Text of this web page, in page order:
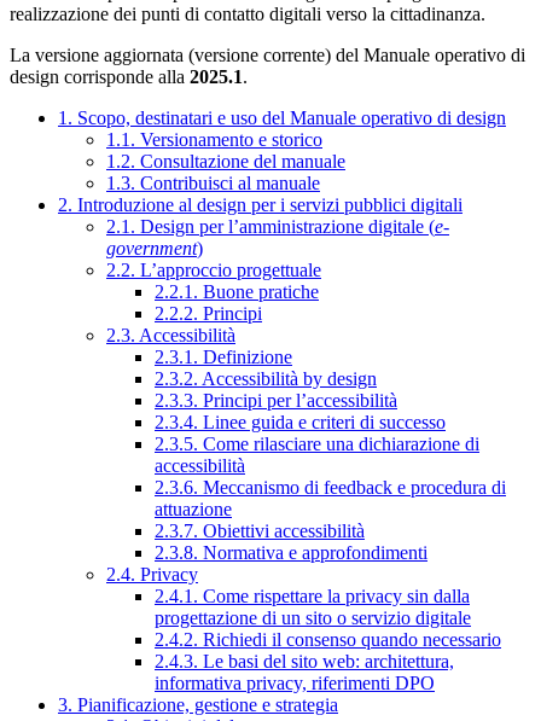
realizzazione dei punti di contatto digitali verso la cittadinanza.
La versione aggiornata (versione corrente) del Manuale operativo di
design corrisponde alla 2025.1.
1. Scopo, destinatari e uso del Manuale operativo di design
1.1. Versionamento e storico
1.2. Consultazione del manuale
1.3. Contribuisci al manuale
2. Introduzione al design per i servizi pubblici digitali
2.1. Design per l’amministrazione digitale (e-
government)
2.2. L’approccio progettuale
2.2.1. Buone pratiche
2.2.2. Principi
2.3. Accessibilità
2.3.1. Definizione
2.3.2. Accessibilità by design
2.3.3. Principi per l’accessibilità
2.3.4. Linee guida e criteri di successo
2.3.5. Come rilasciare una dichiarazione di
accessibilità
2.3.6. Meccanismo di feedback e procedura di
attuazione
2.3.7. Obiettivi accessibilità
2.3.8. Normativa e approfondimenti
2.4. Privacy
2.4.1. Come rispettare la privacy sin dalla
progettazione di un sito o servizio digitale
2.4.2. Richiedi il consenso quando necessario
2.4.3. Le basi del sito web: architettura,
informativa privacy, riferimenti DPO
3. Pianificazione, gestione e strategia